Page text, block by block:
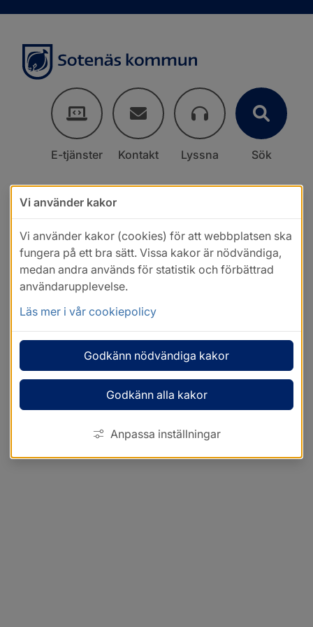
E-tjänster Kontakt Lyssna Sök
Vi använder kakor
Vi använder kakor (cookies) för att webbplatsen ska
fungera på ett bra sätt. Vissa kakor är nödvändiga,
medan andra används för statistik och förbättrad
användarupplevelse.
Läs mer i vår cookiepolicy
Godkänn nödvändiga kakor
Godkänn alla kakor
Anpassa inställningar